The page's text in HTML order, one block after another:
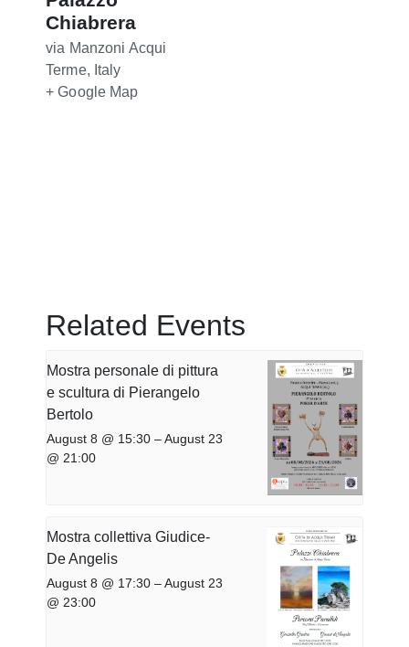
Chiabrera
via Manzoni Acqui
Terme, Italy
+ Google Map
Related Events
Mostra personale di pittura
e scultura di Pierangelo
Bertolo
August 8 @ 15:30 –August 23
@ 21:00
Mostra collettiva Giudice-
De Angelis
August 8 @ 17:30 –August 23
@ 23:00